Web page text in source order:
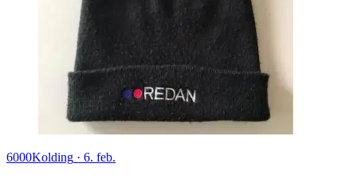
6000Kolding · 6. feb.